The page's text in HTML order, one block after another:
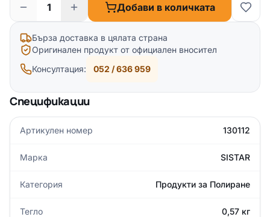
Добави в количката
Бърза доставка в цялата страна
Оригинален продукт от официален вносител
Консултация:
052 / 636 959
Спецификации
Артикулен номер 130112
Марка SISTAR
Категория Продукти за Полиране
Тегло 0,57 кг